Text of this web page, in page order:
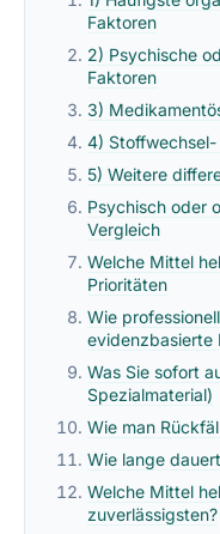
Faktoren
2) Psychische
Faktoren
3)
4)
5) Weitere
Psychisch oder
Vergleich
Welche Mittel
Prioritäten
Wie
evidenzbasierte
Was Sie sofort
Spezialmaterial)
Wie man
Wie lange
Welche Mittel
zuverlässigsten?